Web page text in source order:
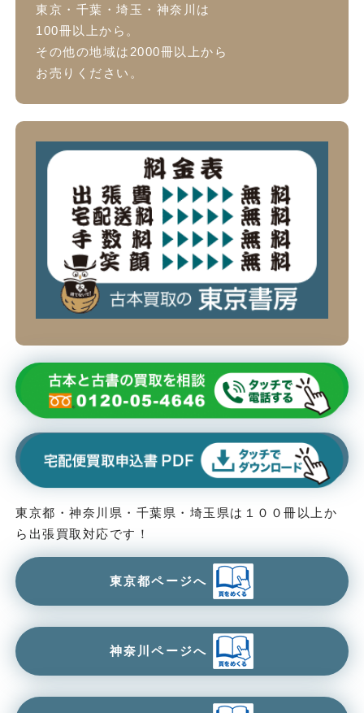
東京・千葉・埼玉・神奈川は
100冊以上から。
その他の地域は2000冊以上から
お売りください。
東京都・神奈川県・千葉県・埼玉県は１００冊以上か
ら出張買取対応です！
東京都ページへ
神奈川ページへ